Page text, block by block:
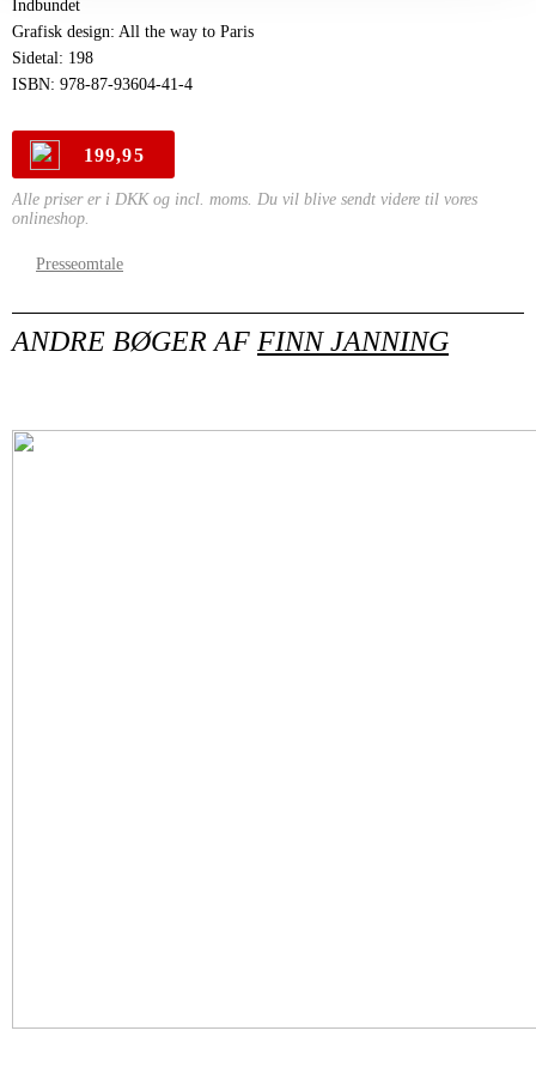
Indbundet
Grafisk design: All the way to Paris
Sidetal: 198
ISBN: 978-87-93604-41-4
199,95
Alle priser er i DKK og incl. moms. Du vil blive sendt videre til vores
onlineshop.
Presseomtale
ANDRE BØGER AF FINN JANNING